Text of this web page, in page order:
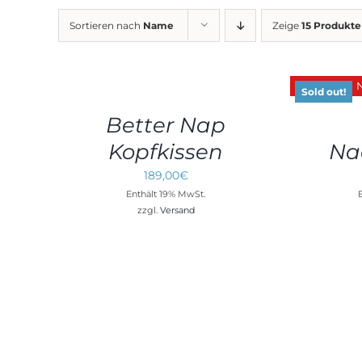
Sortieren nach Name Zeige 15 Produkte
Better Nap
Kopfkissen
189,00€
Enthält 19% MwSt.
zzgl. Versand
Sold out!
DETAILS